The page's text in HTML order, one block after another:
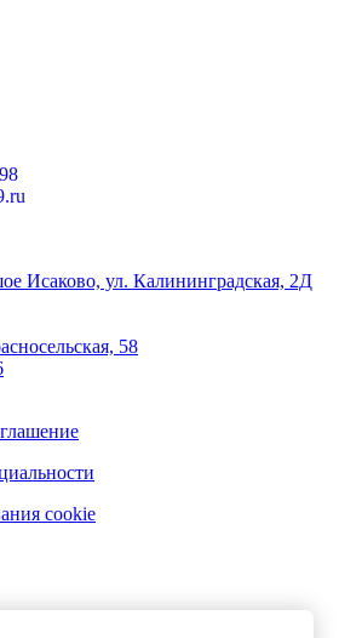
Исаково, ул. Калининградская, 2Д
58
cookie